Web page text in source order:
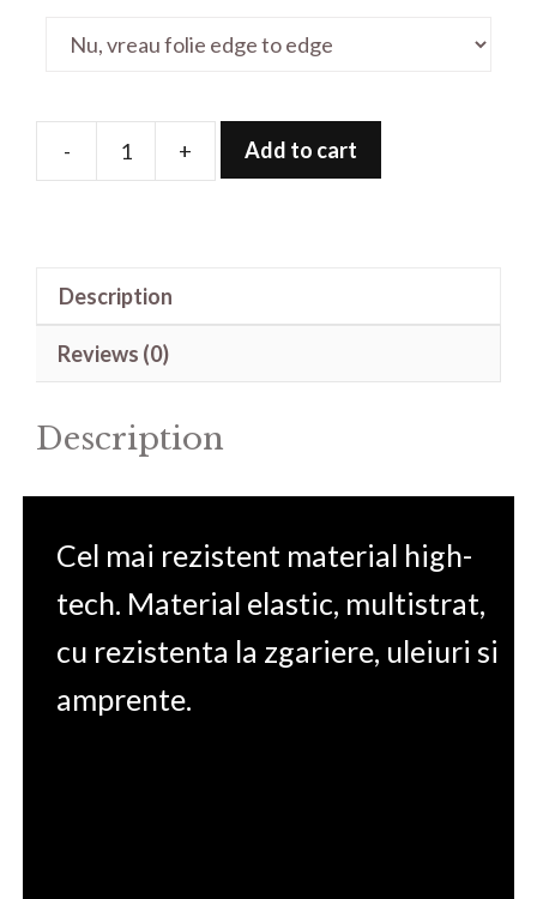
-
Folie
+ Add to cart
Description
Reviews (0)
Description
Cel mai rezistent material high-
tech. Material elastic, multistrat,
cu rezistenta la zgariere, uleiuri si
amprente.